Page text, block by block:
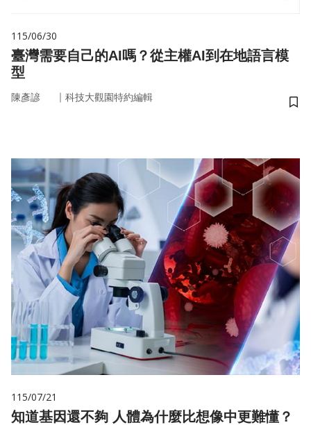
115/06/30
臺灣需要自己的AI嗎？從主權AI到在地語言模
型
陳彥諺 ｜ 科技大觀園特約編輯
儲
115/07/21
知道基因還不夠 人體為什麼比想像中更難懂？